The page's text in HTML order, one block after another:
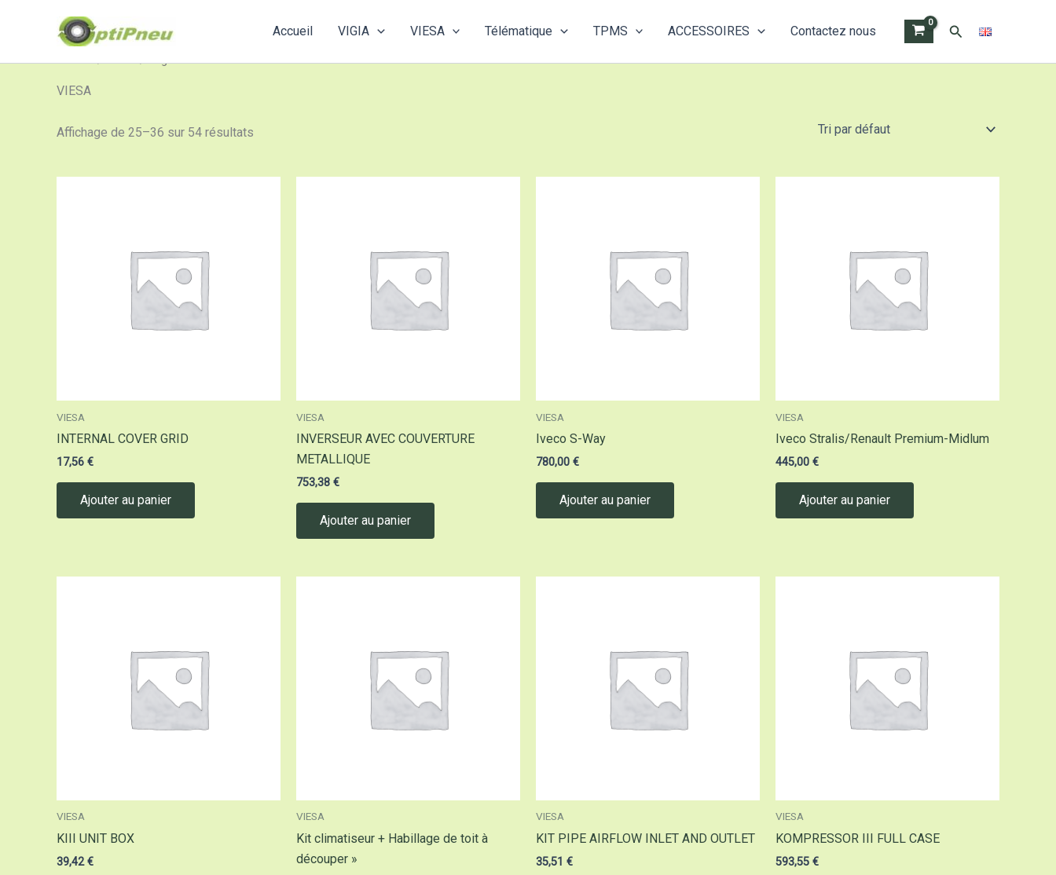
Accueil VIGIA VIESA Télématique TPMS ACCESSOIRES Contactez nous Rechercher
Accueil/VIESA/ Page 3
VIESA
Affichage de 25–36 sur 54 résultats
VIESA
INTERNAL COVER GRID
17,56 €
Ajouter au panier
VIESA
INVERSEUR AVEC COUVERTURE
METALLIQUE
753,38 €
Ajouter au panier
VIESA
Iveco S-Way
780,00 €
Ajouter au panier
VIESA
Iveco Stralis/Renault Premium-Midlum
445,00 €
Ajouter au panier
VIESA
KIII UNIT BOX
39,42€
VIESA
Kit climatiseur + Habillage de toit à
découper »
VIESA
KIT PIPE AIRFLOW INLET AND OUTLET
35,51 €
VIESA
KOMPRESSOR III FULL CASE
593,55 €